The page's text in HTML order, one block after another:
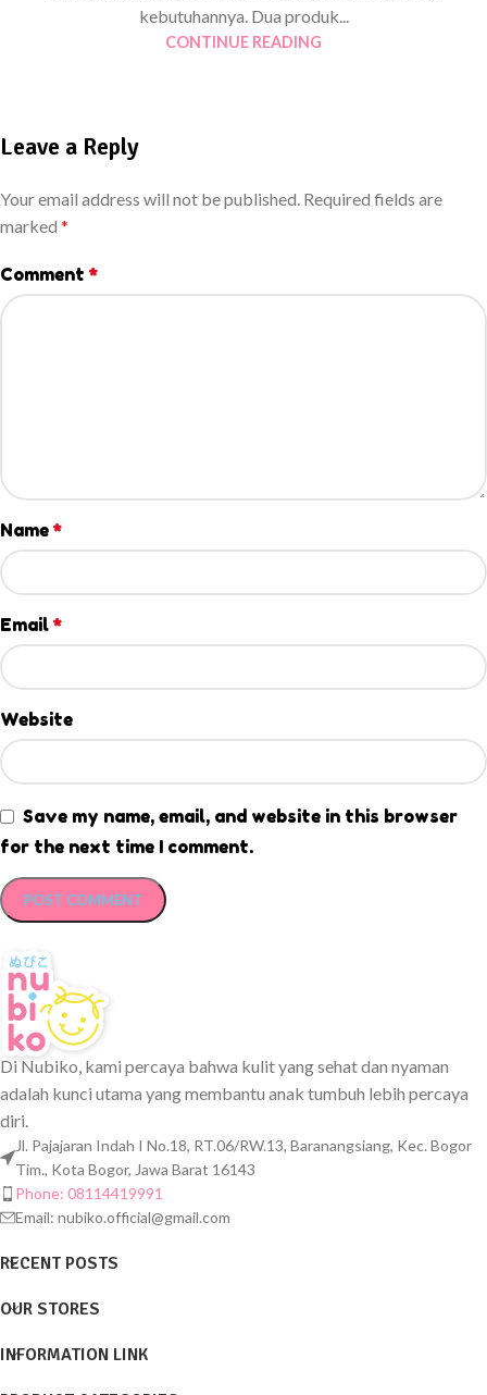
kebutuhannya. Dua produk...
CONTINUE READING
Leave a Reply
Your email address will not be published. Required fields are
marked *
Comment *
Name *
Email *
Website
Save my name, email, and website in this browser
for the next time I comment.
Di Nubiko, kami percaya bahwa kulit yang sehat dan nyaman
adalah kunci utama yang membantu anak tumbuh lebih percaya
diri.
Jl. Pajajaran Indah I No.18, RT.06/RW.13, Baranangsiang, Kec. Bogor
Tim., Kota Bogor, Jawa Barat 16143
Phone: 08114419991
Email: nubiko.official@gmail.com
RECENT POSTS
OUR STORES
INFORMATION LINK